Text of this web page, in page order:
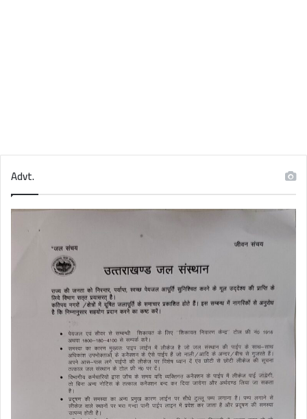
Advt.